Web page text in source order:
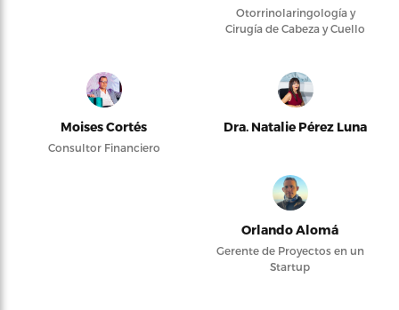
Otorrinolaringología y
Cirugía de Cabeza y Cuello
Moises Cortés
Consultor Financiero
Dra. Natalie Pérez Luna
Orlando Alomá
Gerente de Proyectos en un
Startup